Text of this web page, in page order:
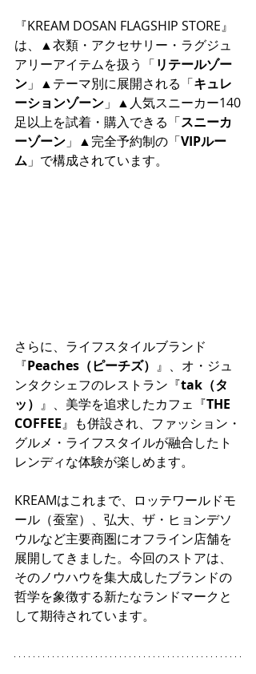
『KREAM DOSAN FLAGSHIP STORE』
は、▲衣類・アクセサリー・ラグジュ
アリーアイテムを扱う「リテールゾー
ン 」▲テーマ別に展開される「キュレ
ーションゾーン 」▲人気スニーカー140
足以上を試着・購入できる「スニーカ
ーゾーン 」▲完全予約制の「VIPルー
ム 」で構成されています。
さらに、ライフスタイルブランド
『Peaches（ピーチズ） 』、オ・ジュ
ンタクシェフのレストラン『tak（タ
ッ） 』、美学を追求したカフェ『THE
COFFEE』も併設され、ファッション・
グルメ・ライフスタイルが融合したト
レンディな体験が楽しめます。
KREAMはこれまで、ロッテワールドモ
ール（蚕室）、弘大、ザ・ヒョンデソ
ウルなど主要商圏にオフライン店舗を
展開してきました。今回のストアは、
そのノウハウを集大成したブランドの
哲学を象徴する新たなランドマークと
して期待されています。